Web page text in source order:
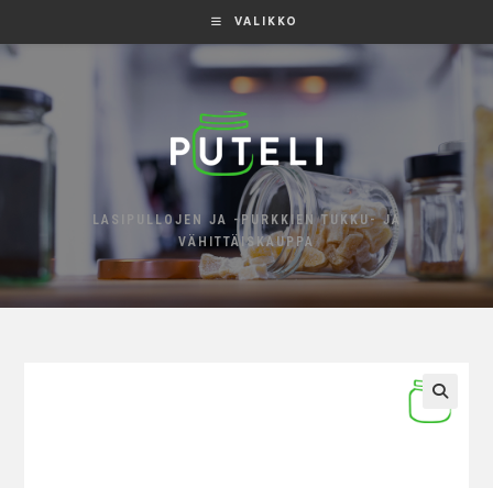
VALIKKO
LASIPULLOJEN JA -PURKKIEN TUKKU- JA
VÄHITTÄISKAUPPA